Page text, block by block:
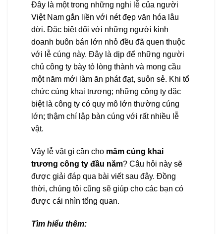
Đây là một trong những nghi lễ của người
Việt Nam gắn liền với nét đẹp văn hóa lâu
đời. Đặc biệt đối với những người kinh
doanh buôn bán lớn nhỏ đều đã quen thuộc
với lễ cúng này. Đây là dịp để những người
chủ công ty bày tỏ lòng thành và mong cầu
một năm mới làm ăn phát đạt, suôn sẻ. Khi tổ
chức cúng khai trương; những công ty đặc
biệt là công ty có quy mô lớn thường cúng
lớn; thậm chí lập bàn cúng với rất nhiều lễ
vật.
Vậy lễ vật gì cần cho mâm cúng khai
trương công ty đầu năm? Câu hỏi này sẽ
được giải đáp qua bài viết sau đây. Đồng
thời, chúng tôi cũng sẽ giúp cho các bạn có
được cái nhìn tổng quan.
Tìm hiểu thêm: